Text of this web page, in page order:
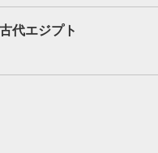
代エジプト